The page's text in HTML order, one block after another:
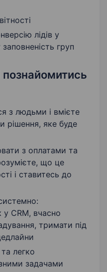
лідів у
заповненість груп
з людьми і вмієте
рішення, яке буде
з оплатами та
що це
і ставитесь до
CRM, вчасно
тримати під
легко
задачами